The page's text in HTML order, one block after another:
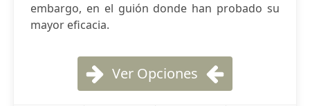
embargo, en el guión donde han probado su
mayor eficacia.
Ver Opciones